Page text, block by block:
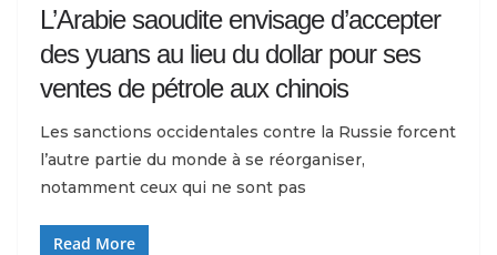
L’Arabie saoudite envisage d’accepter
des yuans au lieu du dollar pour ses
ventes de pétrole aux chinois
Les sanctions occidentales contre la Russie forcent
l’autre partie du monde à se réorganiser,
notamment ceux qui ne sont pas
Read More